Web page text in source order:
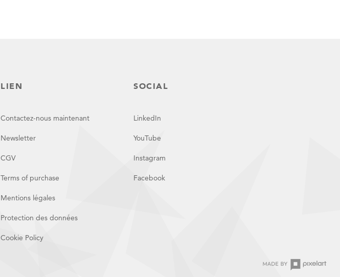
LIEN
Contactez-nous maintenant
Newsletter
CGV
Terms of purchase
Mentions légales
Protection des données
Cookie Policy
SOCIAL
LinkedIn
YouTube
Instagram
Facebook